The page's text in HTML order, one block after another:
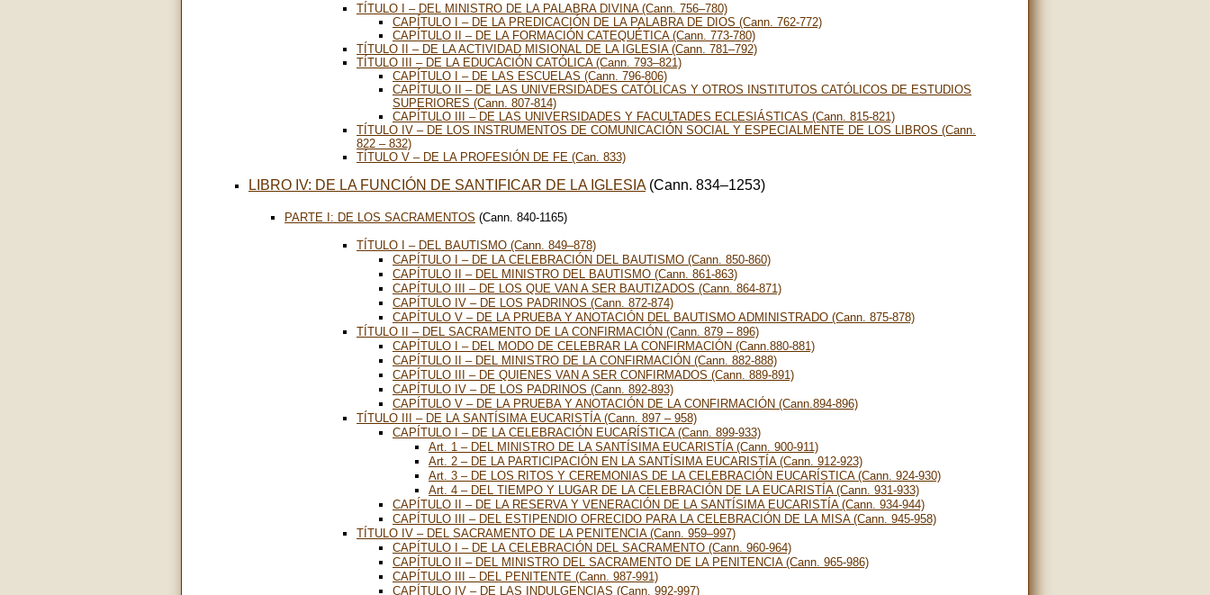
TÍTULO I – DEL MINISTRO DE LA PALABRA DIVINA (Cann. 756–780)
CAPÍTULO I – DE LA PREDICACIÓN DE LA PALABRA DE DIOS (Cann. 762-772)
CAPÍTULO II – DE LA FORMACIÓN CATEQUÉTICA (Cann. 773-780)
TÍTULO II – DE LA ACTIVIDAD MISIONAL DE LA IGLESIA (Cann. 781–792)
TÍTULO III – DE LA EDUCACIÓN CATÓLICA (Cann. 793–821)
CAPÍTULO I – DE LAS ESCUELAS (Cann. 796-806)
CAPÍTULO II – DE LAS UNIVERSIDADES CATÓLICAS Y OTROS INSTITUTOS CATÓLICOS DE ESTUDIOS
SUPERIORES (Cann. 807-814)
CAPÍTULO III – DE LAS UNIVERSIDADES Y FACULTADES ECLESIÁSTICAS (Cann. 815-821)
TÍTULO IV – DE LOS INSTRUMENTOS DE COMUNICACIÓN SOCIAL Y ESPECIALMENTE DE LOS LIBROS (Cann.
822 – 832)
TÍTULO V – DE LA PROFESIÓN DE FE (Can. 833)
LIBRO IV: DE LA FUNCIÓN DE SANTIFICAR DE LA IGLESIA(Cann. 834–1253)
PARTE I: DE LOS SACRAMENTOS (Cann. 840-1165)
TÍTULO I – DEL BAUTISMO (Cann. 849–878)
CAPÍTULO I – DE LA CELEBRACIÓN DEL BAUTISMO (Cann. 850-860)
CAPÍTULO II – DEL MINISTRO DEL BAUTISMO (Cann. 861-863)
CAPÍTULO III – DE LOS QUE VAN A SER BAUTIZADOS (Cann. 864-871)
CAPÍTULO IV – DE LOS PADRINOS (Cann. 872-874)
CAPÍTULO V – DE LA PRUEBA Y ANOTACIÓN DEL BAUTISMO ADMINISTRADO (Cann. 875-878)
TÍTULO II – DEL SACRAMENTO DE LA CONFIRMACIÓN (Cann. 879 – 896)
CAPÍTULO I – DEL MODO DE CELEBRAR LA CONFIRMACIÓN (Cann.880-881)
CAPÍTULO II – DEL MINISTRO DE LA CONFIRMACIÓN (Cann. 882-888)
CAPÍTULO III – DE QUIENES VAN A SER CONFIRMADOS (Cann. 889-891)
CAPÍTULO IV – DE LOS PADRINOS (Cann. 892-893)
CAPÍTULO V – DE LA PRUEBA Y ANOTACIÓN DE LA CONFIRMACIÓN (Cann.894-896)
TÍTULO III – DE LA SANTÍSIMA EUCARISTÍA (Cann. 897 – 958)
CAPÍTULO I – DE LA CELEBRACIÓN EUCARÍSTICA (Cann. 899-933)
Art. 1 – DEL MINISTRO DE LA SANTÍSIMA EUCARISTÍA (Cann. 900-911)
Art. 2 – DE LA PARTICIPACIÓN EN LA SANTÍSIMA EUCARISTÍA (Cann. 912-923)
Art. 3 – DE LOS RITOS Y CEREMONIAS DE LA CELEBRACIÓN EUCARÍSTICA (Cann. 924-930)
Art. 4 – DEL TIEMPO Y LUGAR DE LA CELEBRACIÓN DE LA EUCARISTÍA (Cann. 931-933)
CAPÍTULO II – DE LA RESERVA Y VENERACIÓN DE LA SANTÍSIMA EUCARISTÍA (Cann. 934-944)
CAPÍTULO III – DEL ESTIPENDIO OFRECIDO PARA LA CELEBRACIÓN DE LA MISA (Cann. 945-958)
TÍTULO IV – DEL SACRAMENTO DE LA PENITENCIA (Cann. 959–997)
CAPÍTULO I – DE LA CELEBRACIÓN DEL SACRAMENTO (Cann. 960-964)
CAPÍTULO II – DEL MINISTRO DEL SACRAMENTO DE LA PENITENCIA (Cann. 965-986)
CAPÍTULO III – DEL PENITENTE (Cann. 987-991)
CAPÍTULO IV – DE LAS INDULGENCIAS (Cann. 992-997)